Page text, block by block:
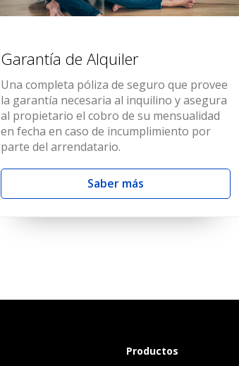
Garantía de Alquiler
Una completa póliza de seguro que provee
la garantía necesaria al inquilino y asegura
al propietario el cobro de su mensualidad
en fecha en caso de incumplimiento por
parte del arrendatario.
Saber más
Productos